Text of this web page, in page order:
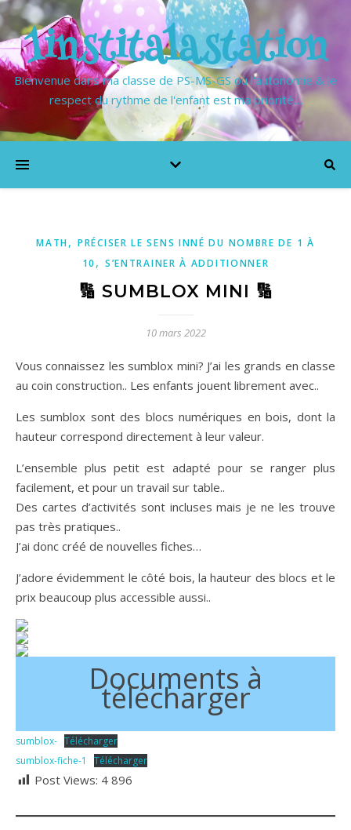
1institalastation
Bienvenue dans ma classe de PS-MS-GS où l'autonomie & le
respect du rythme de l'enfant est ma priorité…
MATH,PRÉCISER LE SENS INNÉ DU NOMBRE DE 1 À
10 , S’ENTRAINER À ADDITIONNER
🔢 SUMBLOX MINI 🔢
10 mars 2022
Vous connaissez les sumblox mini? J’ai les grands en classe
au coin construction.. Les enfants jouent librement avec..
Les sumblox sont des blocs numériques en bois, dont la
hauteur correspond directement à leur valeur.
L’ensemble plus petit est adapté pour se ranger plus
facilement, et pour un travail sur table..
Des cartes d’activités sont incluses mais je ne les trouve
pas très pratiques..
J’ai donc créé de nouvelles fiches…
J’adore évidemment le côté bois, la hauteur des blocs et le
prix beaucoup plus accessible aussi..
Documents à
télécharger
sumblox- Télécharger
sumblox-fiche-1
Télécharger
Post Views: 4 896